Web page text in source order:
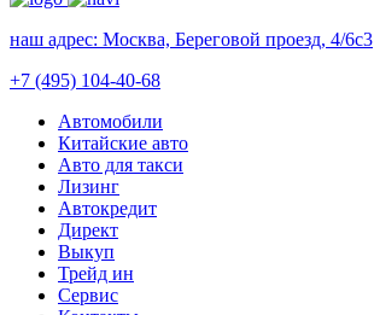
наш адрес: Москва, Береговой проезд, 4/6с3
+7 (495) 104-40-68
Автомобили
Китайские авто
Авто для такси
Лизинг
Автокредит
Директ
Выкуп
Трейд ин
Сервис